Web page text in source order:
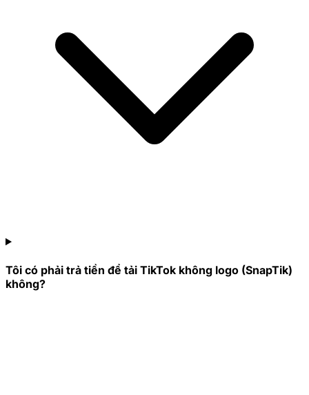
Tôi có phải trả tiền để tải TikTok không logo (SnapTik)
không?